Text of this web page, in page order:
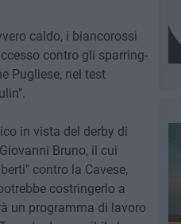
caldo, i biancorossi
contro gli sparring-
Pugliese, nel test
in vista del derby di
Bruno, il cui
contro la Cavese,
costringerlo a
un programma di lavoro